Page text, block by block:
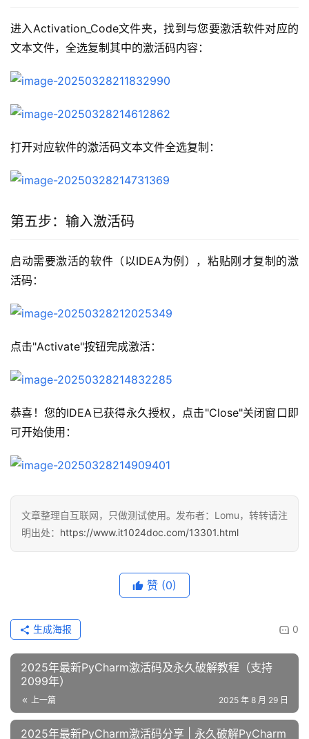
进入Activation_Code文件夹，找到与您要激活软件对应的
文本文件，全选复制其中的激活码内容：
打开对应软件的激活码文本文件全选复制：
第五步：输入激活码
启动需要激活的软件（以IDEA为例），粘贴刚才复制的激
活码：
点击"Activate"按钮完成激活：
恭喜！您的IDEA已获得永久授权，点击"Close"关闭窗口即
可开始使用：
文章整理自互联网，只做测试使用。发布者：Lomu，转转请注
明出处： https://www.it1024doc.com/13301.html
赞 (0)
0
生成海报
2025年最新PyCharm激活码及永久破解教程（支持
2099年）
上一篇 2025 年 8 月 29 日
2025年最新PyCharm激活码分享 | 永久破解PyCharm